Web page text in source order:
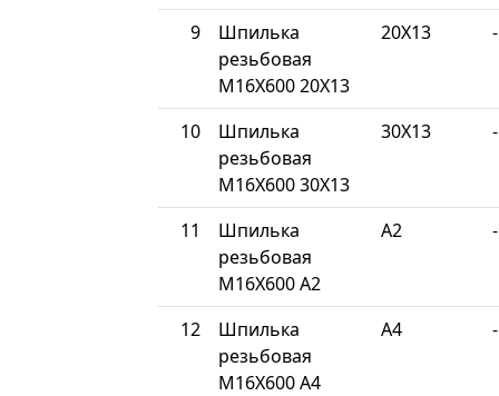
9
Шпилька
резьбовая
М16Х600 20Х13
20Х13 -
10
Шпилька
резьбовая
М16Х600 30Х13
30Х13 -
11
Шпилька
резьбовая
М16Х600 A2
A2 -
12
Шпилька
резьбовая
М16Х600 A4
A4 -